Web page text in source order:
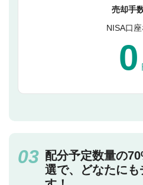
売却手
NISA口
0
配分予定数量の
選で、どなたにも